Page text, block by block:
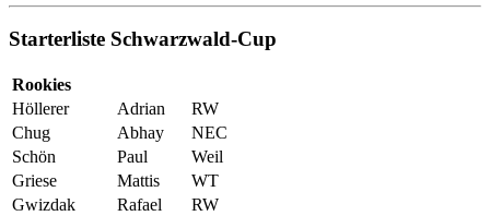
Starterliste Schwarzwald-Cup
Rookies
Höllerer
Adrian
RW
Chug
Abhay
NEC
Schön
Paul
Weil
Griese
Mattis
WT
Gwizdak
Rafael
RW